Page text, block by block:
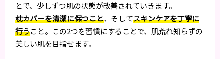
とで、少しずつ肌の状態が改善されていきます。
枕カバーを清潔に保つこと、そしてスキンケアを丁寧に
行うこと。この2つを習慣にすることで、肌荒れ知らずの
美しい肌を目指せます。